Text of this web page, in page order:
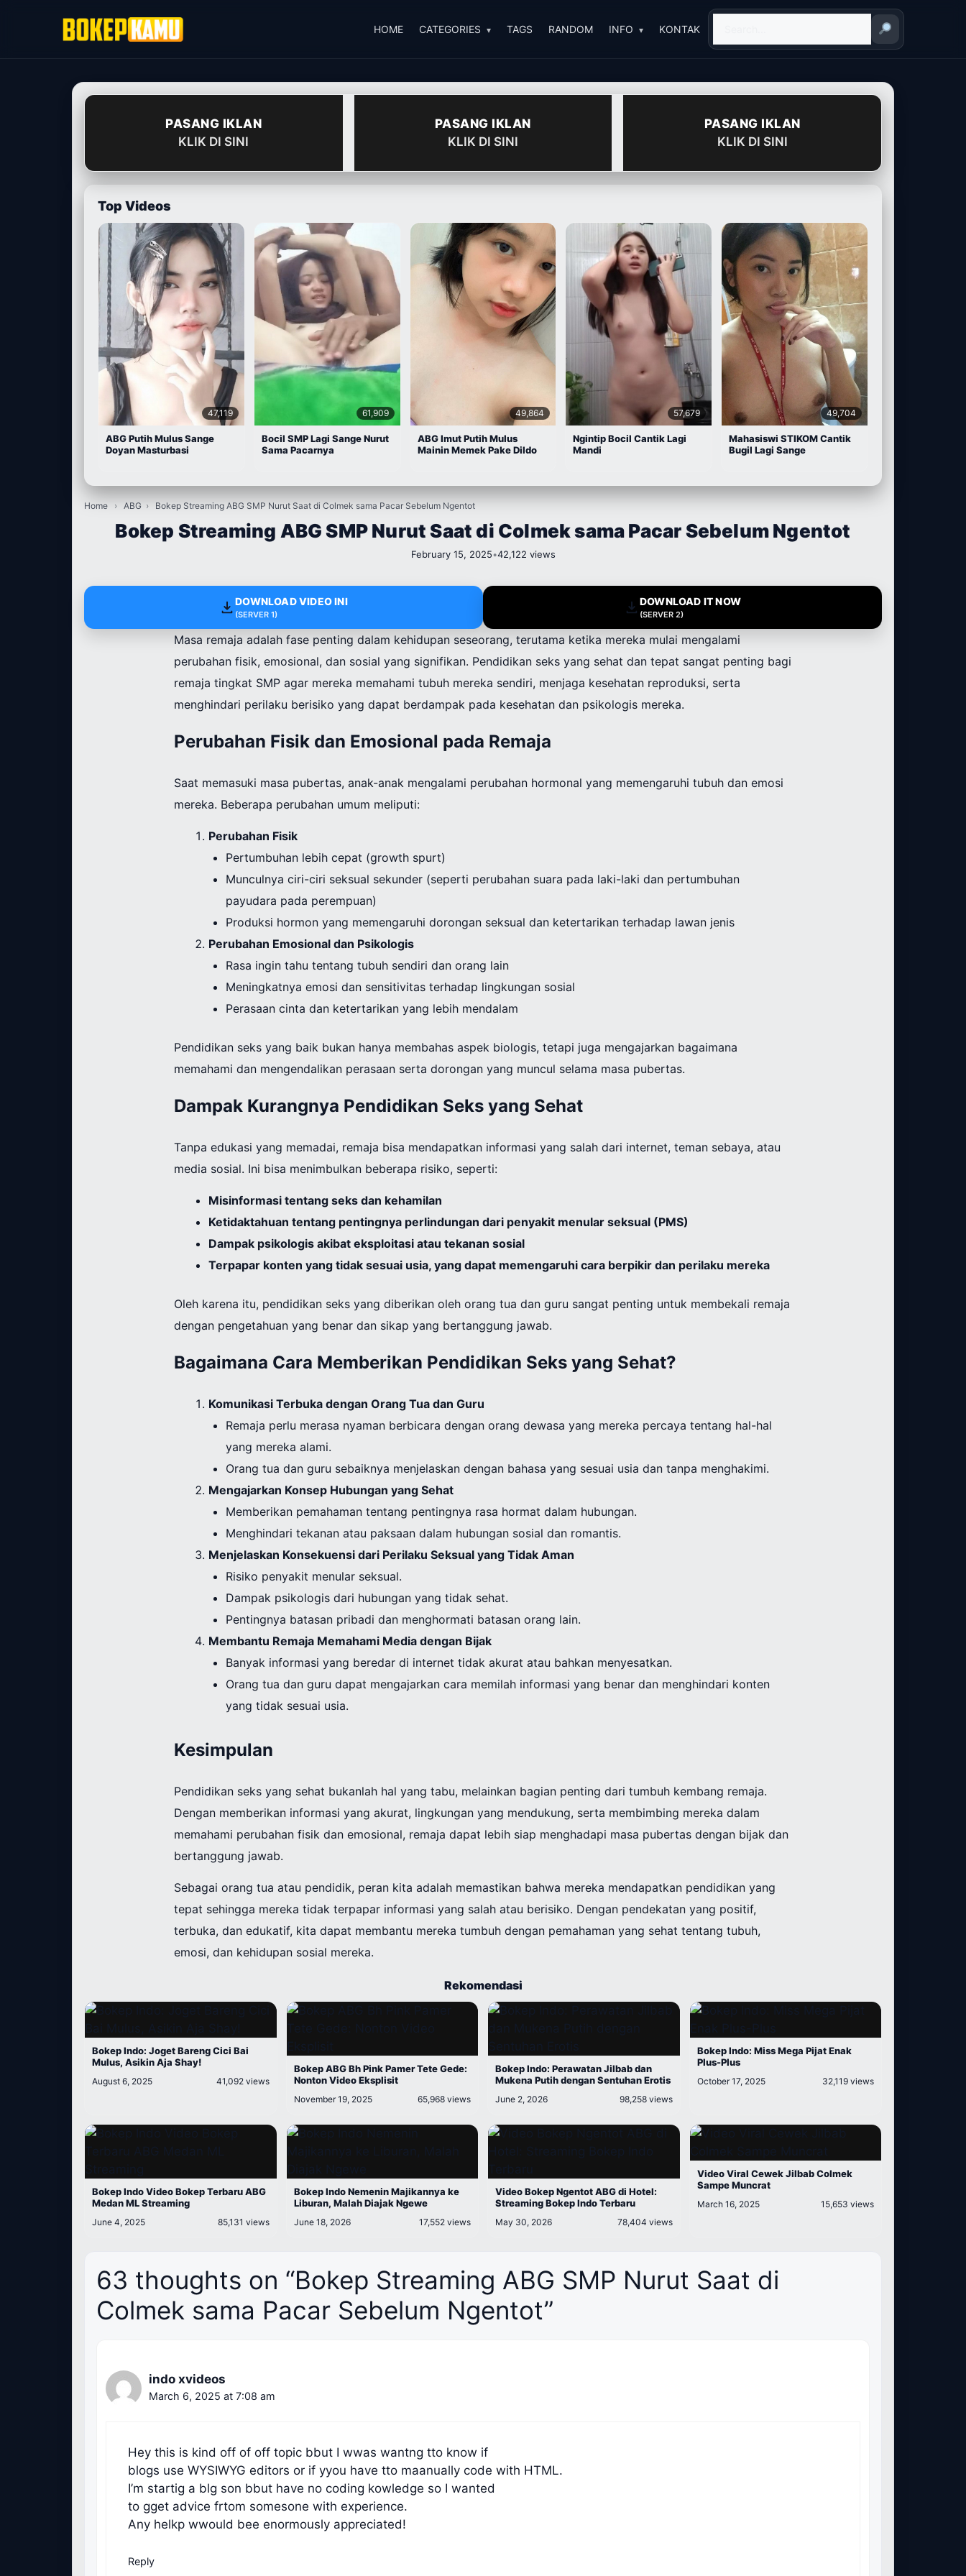
HOME CATEGORIES TAGS RANDOM INFO KONTAK
PASANG IKLAN
KLIK DI SINI
PASANG IKLAN
KLIK DI SINI
PASANG IKLAN
KLIK DI SINI
Top Videos
47,119
ABG Putih Mulus Sange
Doyan Masturbasi
61,909
Bocil SMP Lagi Sange Nurut
Sama Pacarnya
49,864
ABG Imut Putih Mulus
Mainin Memek Pake Dildo
57,679
Ngintip Bocil Cantik Lagi
Mandi
49,704
Mahasiswi STIKOM Cantik
Bugil Lagi Sange
Home › ABG › Bokep Streaming ABG SMP Nurut Saat di Colmek sama Pacar Sebelum Ngentot
Bokep Streaming ABG SMP Nurut Saat di Colmek sama Pacar Sebelum Ngentot
February 15, 2025•42,122 views
DOWNLOAD VIDEO INI
(SERVER 1)
DOWNLOAD IT NOW
(SERVER 2)
Masa remaja adalah fase penting dalam kehidupan seseorang, terutama ketika mereka mulai mengalami
perubahan fisik, emosional, dan sosial yang signifikan. Pendidikan seks yang sehat dan tepat sangat penting bagi
remaja tingkat SMP agar mereka memahami tubuh mereka sendiri, menjaga kesehatan reproduksi, serta
menghindari perilaku berisiko yang dapat berdampak pada kesehatan dan psikologis mereka.
Perubahan Fisik dan Emosional pada Remaja
Saat memasuki masa pubertas, anak-anak mengalami perubahan hormonal yang memengaruhi tubuh dan emosi
mereka. Beberapa perubahan umum meliputi:
Perubahan Fisik
Pertumbuhan lebih cepat (growth spurt)
Munculnya ciri-ciri seksual sekunder (seperti perubahan suara pada laki-laki dan pertumbuhan
payudara pada perempuan)
Produksi hormon yang memengaruhi dorongan seksual dan ketertarikan terhadap lawan jenis
Perubahan Emosional dan Psikologis
Rasa ingin tahu tentang tubuh sendiri dan orang lain
Meningkatnya emosi dan sensitivitas terhadap lingkungan sosial
Perasaan cinta dan ketertarikan yang lebih mendalam
Pendidikan seks yang baik bukan hanya membahas aspek biologis, tetapi juga mengajarkan bagaimana
memahami dan mengendalikan perasaan serta dorongan yang muncul selama masa pubertas.
Dampak Kurangnya Pendidikan Seks yang Sehat
Tanpa edukasi yang memadai, remaja bisa mendapatkan informasi yang salah dari internet, teman sebaya, atau
media sosial. Ini bisa menimbulkan beberapa risiko, seperti:
Misinformasi tentang seks dan kehamilan
Ketidaktahuan tentang pentingnya perlindungan dari penyakit menular seksual (PMS)
Dampak psikologis akibat eksploitasi atau tekanan sosial
Terpapar konten yang tidak sesuai usia, yang dapat memengaruhi cara berpikir dan perilaku mereka
Oleh karena itu, pendidikan seks yang diberikan oleh orang tua dan guru sangat penting untuk membekali remaja
dengan pengetahuan yang benar dan sikap yang bertanggung jawab.
Bagaimana Cara Memberikan Pendidikan Seks yang Sehat?
Komunikasi Terbuka dengan Orang Tua dan Guru
Remaja perlu merasa nyaman berbicara dengan orang dewasa yang mereka percaya tentang hal-hal
yang mereka alami.
Orang tua dan guru sebaiknya menjelaskan dengan bahasa yang sesuai usia dan tanpa menghakimi.
Mengajarkan Konsep Hubungan yang Sehat
Memberikan pemahaman tentang pentingnya rasa hormat dalam hubungan.
Menghindari tekanan atau paksaan dalam hubungan sosial dan romantis.
Menjelaskan Konsekuensi dari Perilaku Seksual yang Tidak Aman
Risiko penyakit menular seksual.
Dampak psikologis dari hubungan yang tidak sehat.
Pentingnya batasan pribadi dan menghormati batasan orang lain.
Membantu Remaja Memahami Media dengan Bijak
Banyak informasi yang beredar di internet tidak akurat atau bahkan menyesatkan.
Orang tua dan guru dapat mengajarkan cara memilah informasi yang benar dan menghindari konten
yang tidak sesuai usia.
Kesimpulan
Pendidikan seks yang sehat bukanlah hal yang tabu, melainkan bagian penting dari tumbuh kembang remaja.
Dengan memberikan informasi yang akurat, lingkungan yang mendukung, serta membimbing mereka dalam
memahami perubahan fisik dan emosional, remaja dapat lebih siap menghadapi masa pubertas dengan bijak dan
bertanggung jawab.
Sebagai orang tua atau pendidik, peran kita adalah memastikan bahwa mereka mendapatkan pendidikan yang
tepat sehingga mereka tidak terpapar informasi yang salah atau berisiko. Dengan pendekatan yang positif,
terbuka, dan edukatif, kita dapat membantu mereka tumbuh dengan pemahaman yang sehat tentang tubuh,
emosi, dan kehidupan sosial mereka.
Rekomendasi
Bokep Indo: Joget Bareng Cici Bai
Mulus, Asikin Aja Shay!
August 6, 2025 41,092 views
Bokep ABG Bh Pink Pamer Tete Gede:
Nonton Video Eksplisit
November 19, 2025 65,968 views
Bokep Indo: Perawatan Jilbab dan
Mukena Putih dengan Sentuhan Erotis
June 2, 2026 98,258 views
Bokep Indo: Miss Mega Pijat Enak
Plus-Plus
October 17, 2025 32,119 views
Bokep Indo Video Bokep Terbaru ABG
Medan ML Streaming
June 4, 2025 85,131 views
Bokep Indo Nemenin Majikannya ke
Liburan, Malah Diajak Ngewe
June 18, 2026 17,552 views
Video Bokep Ngentot ABG di Hotel:
Streaming Bokep Indo Terbaru
May 30, 2026 78,404 views
Video Viral Cewek Jilbab Colmek
Sampe Muncrat
March 16, 2025 15,653 views
63 thoughts on “Bokep Streaming ABG SMP Nurut Saat di
Colmek sama Pacar Sebelum Ngentot”
indo xvideos
March 6, 2025 at 7:08 am
Hey this is kind off of off topic bbut I wwas wantng tto know if
blogs use WYSIWYG editors or if yyou have tto maanually code with HTML.
I’m startig a blg son bbut have no coding kowledge so I wanted
to gget advice frtom somesone with experience.
Any helkp wwould bee enormously appreciated!
Reply